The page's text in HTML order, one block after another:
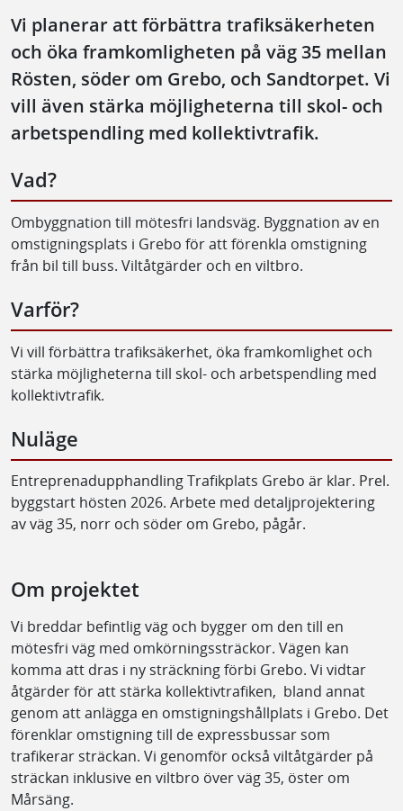
Vi planerar att förbättra trafiksäkerheten
och öka framkomligheten på väg 35 mellan
Rösten, söder om Grebo, och Sandtorpet. Vi
vill även stärka möjligheterna till skol- och
arbetspendling med kollektivtrafik.
Vad?
Ombyggnation till mötesfri landsväg. Byggnation av en
omstigningsplats i Grebo för att förenkla omstigning
från bil till buss. Viltåtgärder och en viltbro.
Varför?
Vi vill förbättra trafiksäkerhet, öka framkomlighet och
stärka möjligheterna till skol- och arbetspendling med
kollektivtrafik.
Nuläge
Entreprenadupphandling Trafikplats Grebo är klar. Prel.
byggstart hösten 2026. Arbete med detaljprojektering
av väg 35, norr och söder om Grebo, pågår.
Om projektet
Vi breddar befintlig väg och bygger om den till en
mötesfri väg med omkörningssträckor. Vägen kan
komma att dras i ny sträckning förbi Grebo. Vi vidtar
åtgärder för att stärka kollektivtrafiken, bland annat
genom att anlägga en omstigningshållplats i Grebo. Det
förenklar omstigning till de expressbussar som
trafikerar sträckan. Vi genomför också viltåtgärder på
sträckan inklusive en viltbro över väg 35, öster om
Mårsäng.